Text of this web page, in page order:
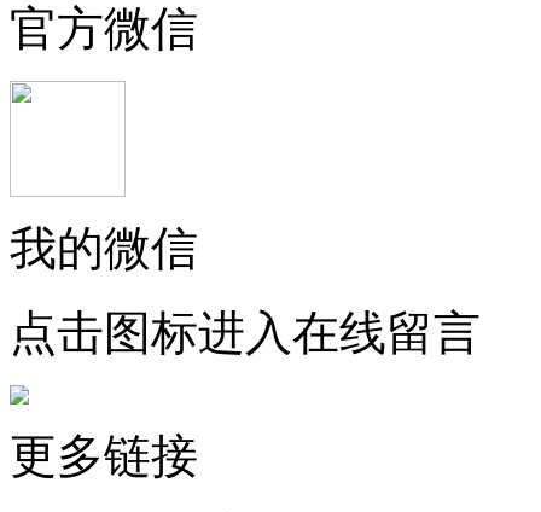
官方微信
我的微信
点击图标进入在线留言
更多链接